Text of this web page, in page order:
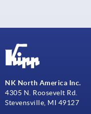
NK North America Inc.
4305 N. Roosevelt Rd.
Stevensville, MI 49127